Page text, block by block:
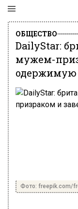
ОБЩЕСТВО
DailyStar:
мужем-
одержимую
Фото: freepik.com/